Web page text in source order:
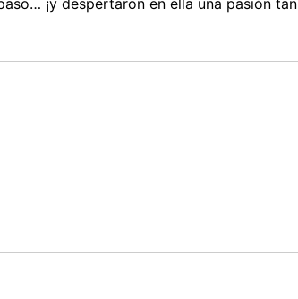
¡y despertaron en ella una pasión tan